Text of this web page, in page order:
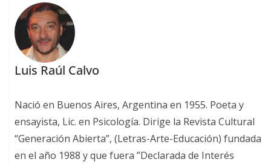
Luis Raúl Calvo
Nació en Buenos Aires, Argentina en 1955. Poeta y
ensayista, Lic. en Psicología. Dirige la Revista Cultural
“Generación Abierta”, (Letras-Arte-Educación) fundada
en el año 1988 y que fuera ”Declarada de Interés